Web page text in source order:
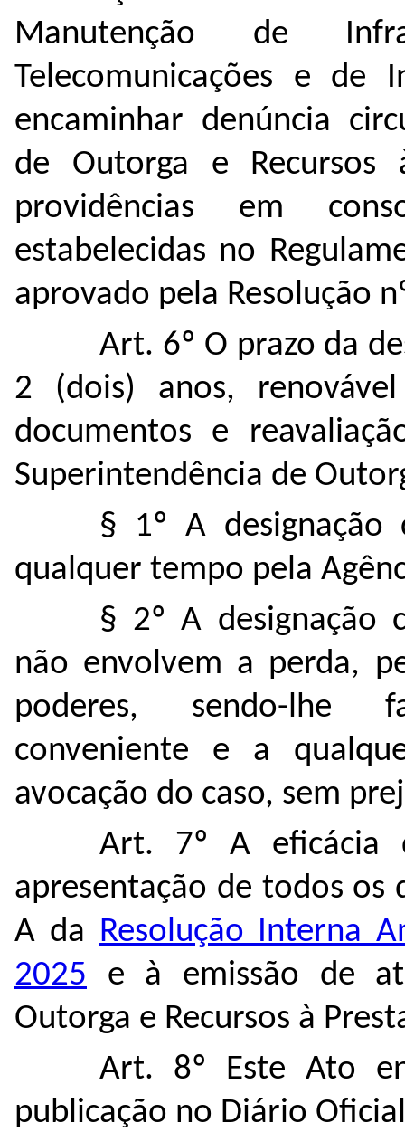
Manutenção de
Telecomunicações e de
encaminhar denúncia
de Outorga e Recursos
providências em
estabelecidas no
aprovado pela Resolução
Art. 6º O prazo da
2 (dois) anos,
documentos e
Superintendência de
§ 1º A
qualquer tempo pela
§ 2º A designação
não envolvem a perda,
poderes, sendo-lhe
conveniente e a
avocação do caso, sem
Art. 7º A eficácia
apresentação de todos os
A da Resolução Interna
2025 e à emissão de
Outorga e Recursos à
Art. 8º Este Ato
publicação no Diário